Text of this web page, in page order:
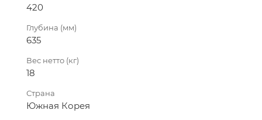
420
Глубина (мм)
635
Вес нетто (кг)
18
Страна
Южная Корея